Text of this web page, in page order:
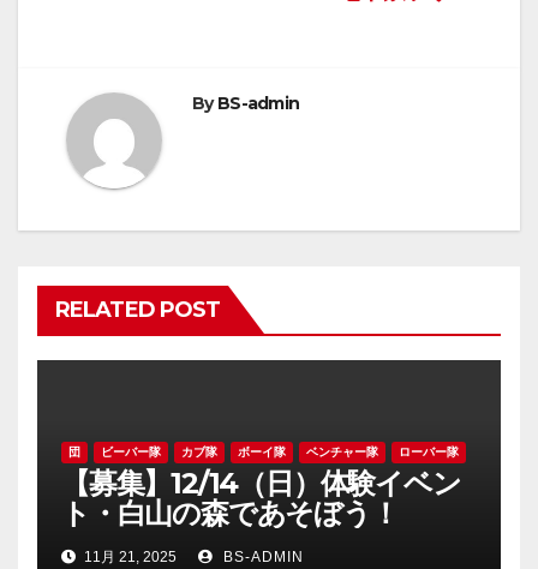
ナ
ビ
ゲ
ー
シ
ョ
ByBS-admin
RELATED POST
団 ビーバー隊 カブ隊 ボーイ隊 ベンチャー隊 ローバー隊
【募集】12/14（日）体験イベン
ト・白山の森であそぼう！
11月 21, 2025 BS-ADMIN